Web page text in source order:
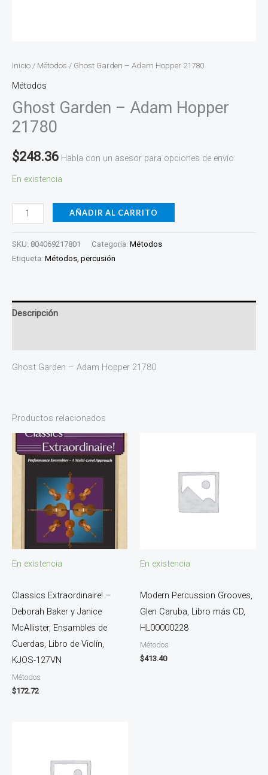
Inicio / Métodos / Ghost Garden – Adam Hopper 21780
Métodos
Ghost Garden – Adam Hopper
21780
$248.36 Habla con un asesor para opciones de envío
En existencia
AÑADIR AL CARRITO
SKU: 804069217801 Categoría: Métodos
Etiqueta: Métodos, percusión
Descripción
Ghost Garden – Adam Hopper 21780
Productos relacionados
En existencia
Classics Extraordinaire! –
Deborah Baker y Janice
McAllister, Ensambles de
Cuerdas, Libro de Violín,
KJOS-127VN
Métodos
$172.72
En existencia
Modern Percussion Grooves,
Glen Caruba, Libro más CD,
HL00000228
Métodos
$413.40